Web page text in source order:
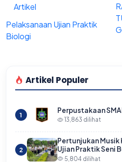
Artikel
Pelaksanaan Ujian Praktik
Biologi
Artikel Populer
1
Perpustakaan
13,863 dilihat
2
Pertunjukan Musik
Ujian Praktik Seni
5,804 dilihat